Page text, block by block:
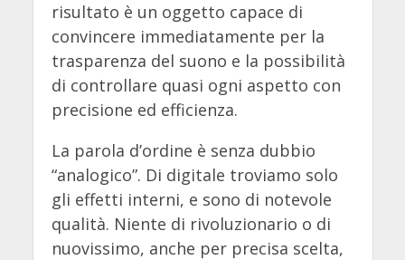
risultato è un oggetto capace di
convincere immediatamente per la
trasparenza del suono e la possibilità
di controllare quasi ogni aspetto con
precisione ed efficienza.
La parola d’ordine è senza dubbio
“analogico”. Di digitale troviamo solo
gli effetti interni, e sono di notevole
qualità. Niente di rivoluzionario o di
nuovissimo, anche per precisa scelta,